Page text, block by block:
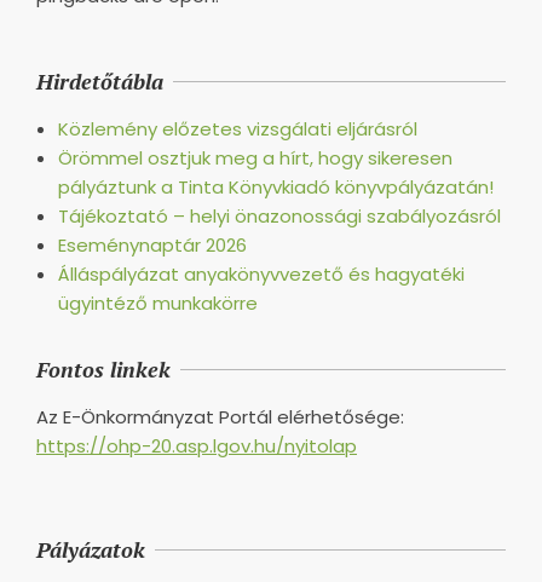
Hirdetőtábla
Közlemény előzetes vizsgálati eljárásról
Örömmel osztjuk meg a hírt, hogy sikeresen
pályáztunk a Tinta Könyvkiadó könyvpályázatán!
Tájékoztató – helyi önazonossági szabályozásról
Eseménynaptár 2026
Álláspályázat anyakönyvvezető és hagyatéki
ügyintéző munkakörre
Fontos linkek
Az E-Önkormányzat Portál elérhetősége:
https://ohp-20.asp.lgov.hu/nyitolap
Pályázatok